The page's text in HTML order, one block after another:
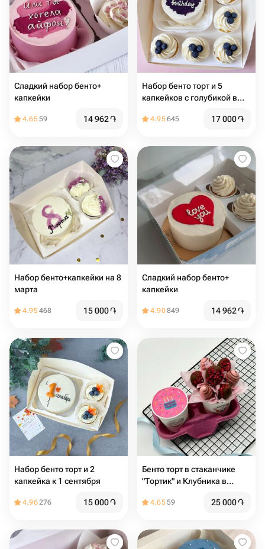
Сладкий набор бенто+
капкейки
4.6559 14 962֏
Набор бенто торт и 5
капкейков с голубикой в
4.95645 17 000֏
Набор бенто+капкейки на 8
марта
4.95468 15 000֏
Сладкий набор бенто+
капкейки
4.90849 14 962֏
Набор бенто торт и 2
капкейка к 1 сентября
4.96276 15 000֏
Бенто торт в стаканчике
"Тортик" и Клубника в
рождения
4.6559 25 000֏